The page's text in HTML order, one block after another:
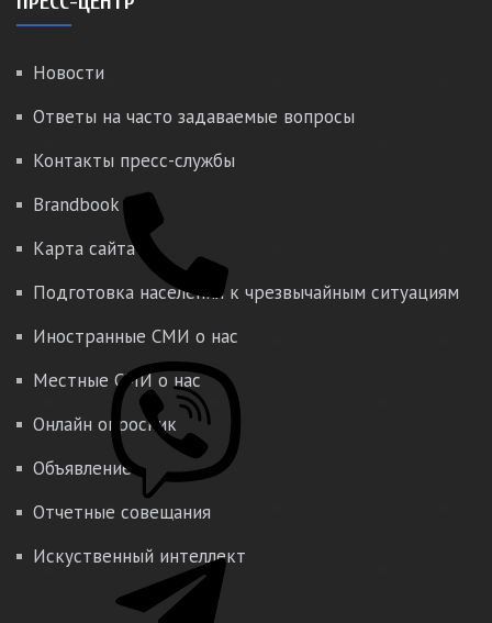
Новости
Ответы на часто задаваемые вопросы
Контакты пресс-службы
Brandbook
Карта сайта
Подготовка населения к чрезвычайным ситуациям
Иностранные СМИ о нас
Местные СМИ о нас
Онлайн опросник
Объявление
Отчетные совещания
Искуственный интеллект